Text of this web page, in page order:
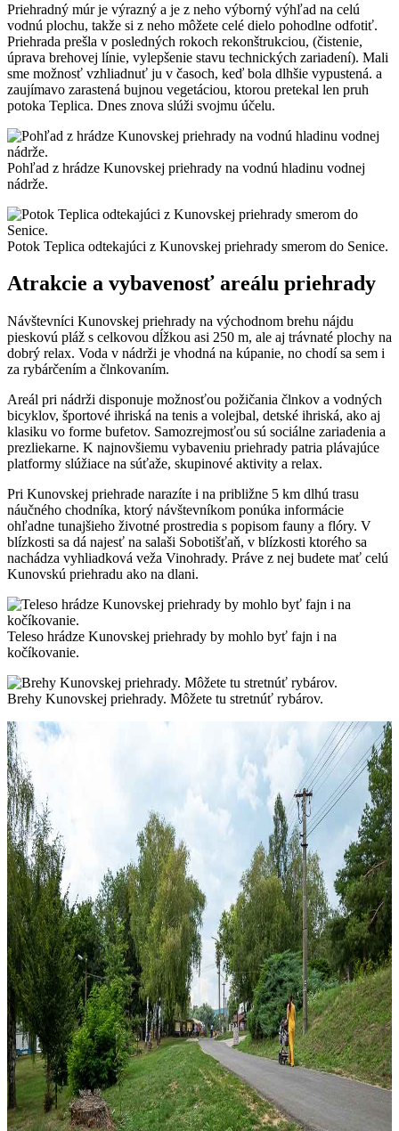
Priehradný múr je výrazný a je z neho výborný výhľad na celú
vodnú plochu, takže si z neho môžete celé dielo pohodlne odfotiť.
Priehrada prešla v posledných rokoch rekonštrukciou, (čistenie,
úprava brehovej línie, vylepšenie stavu technických zariadení). Mali
sme možnosť vzhliadnuť ju v časoch, keď bola dlhšie vypustená. a
zaujímavo zarastená bujnou vegetáciou, ktorou pretekal len pruh
potoka Teplica. Dnes znova slúži svojmu účelu.
Pohľad z hrádze Kunovskej priehrady na vodnú hladinu vodnej
nádrže.
Potok Teplica odtekajúci z Kunovskej priehrady smerom do Senice.
Atrakcie a vybavenosť areálu priehrady
Návštevníci Kunovskej priehrady na východnom brehu nájdu
pieskovú pláž s celkovou dĺžkou asi 250 m, ale aj trávnaté plochy na
dobrý relax. Voda v nádrži je vhodná na kúpanie, no chodí sa sem i
za rybárčením a člnkovaním.
Areál pri nádrži disponuje možnosťou požičania člnkov a vodných
bicyklov, športové ihriská na tenis a volejbal, detské ihriská, ako aj
klasiku vo forme bufetov. Samozrejmosťou sú sociálne zariadenia a
prezliekarne. K najnovšiemu vybaveniu priehrady patria plávajúce
platformy slúžiace na súťaže, skupinové aktivity a relax.
Pri Kunovskej priehrade narazíte i na približne 5 km dlhú trasu
náučného chodníka, ktorý návštevníkom ponúka informácie
ohľadne tunajšieho životné prostredia s popisom fauny a flóry. V
blízkosti sa dá najesť na salaši Sobotišťaň, v blízkosti ktorého sa
nachádza vyhliadková veža Vinohrady. Práve z nej budete mať celú
Kunovskú priehradu ako na dlani.
Teleso hrádze Kunovskej priehrady by mohlo byť fajn i na
kočíkovanie.
Brehy Kunovskej priehrady. Môžete tu stretnúť rybárov.